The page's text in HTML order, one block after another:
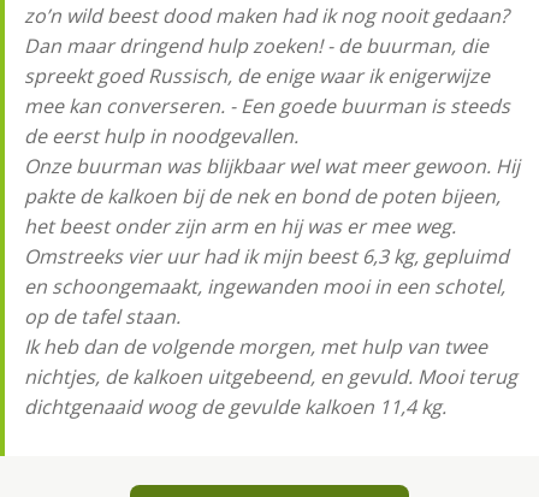
zo’n wild beest dood maken had ik nog nooit gedaan?
Dan maar dringend hulp zoeken! - de buurman, die
spreekt goed Russisch, de enige waar ik enigerwijze
mee kan converseren. - Een goede buurman is steeds
de eerst hulp in noodgevallen.
Onze buurman was blijkbaar wel wat meer gewoon. Hij
pakte de kalkoen bij de nek en bond de poten bijeen,
het beest onder zijn arm en hij was er mee weg.
Omstreeks vier uur had ik mijn beest 6,3 kg, gepluimd
en schoongemaakt, ingewanden mooi in een schotel,
op de tafel staan.
Ik heb dan de volgende morgen, met hulp van twee
nichtjes, de kalkoen uitgebeend, en gevuld. Mooi terug
dichtgenaaid woog de gevulde kalkoen 11,4 kg.